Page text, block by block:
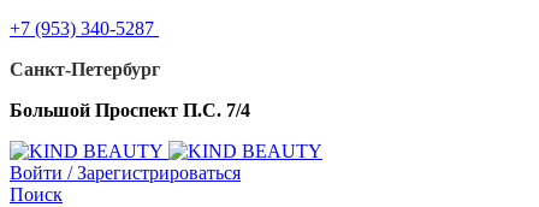
+7 (953) 340-5287
Санкт-Петербург
Большой Проспект П.С. 7/4
Войти / Зарегистрироваться
Поиск